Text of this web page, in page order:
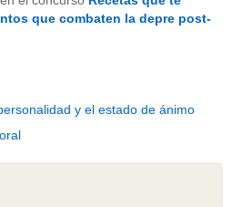
que combaten la depre post-
y el estado de ánimo